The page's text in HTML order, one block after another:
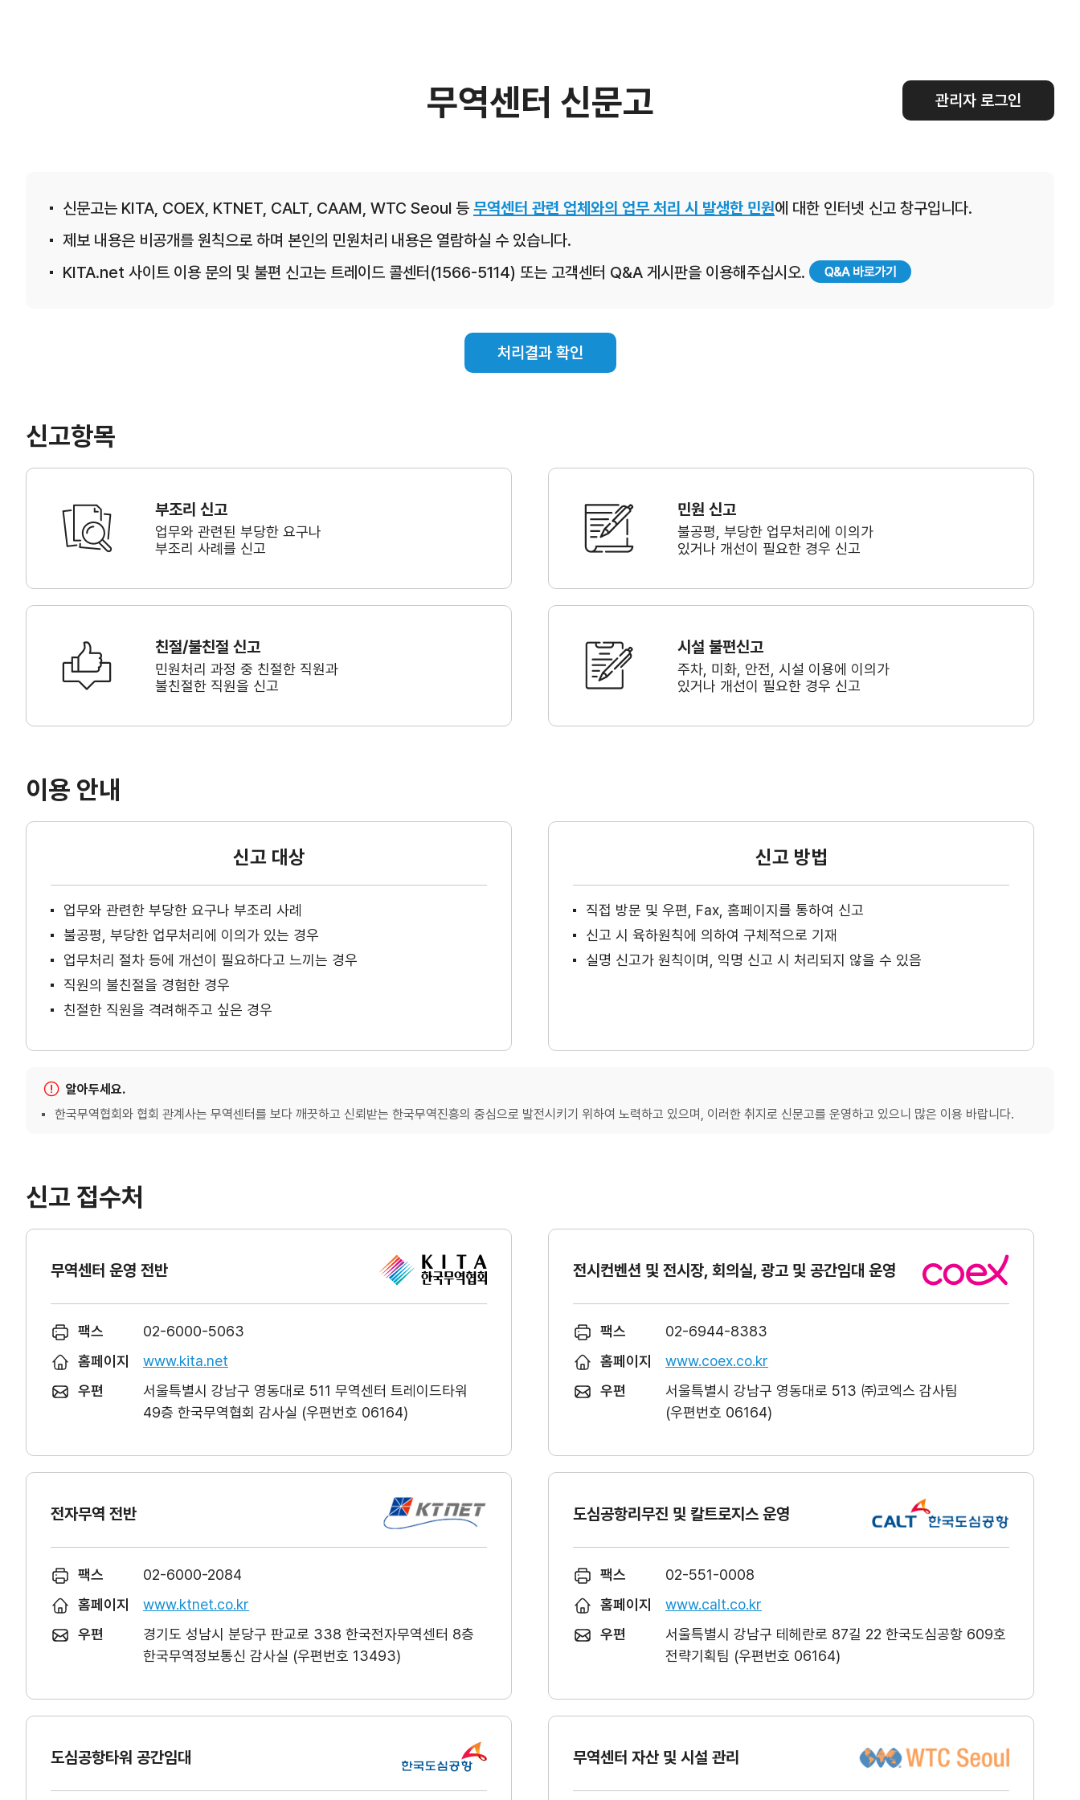
무역센터 신문고 관리자 로그인
신문고는 KITA, COEX, KTNET, CALT, CAAM, WTC Seoul 등 무역센터 관련 업체와의 업무 처리 시 발생한 민원에 대한 인터넷 신고 창구입니다.
제보 내용은 비공개를 원칙으로 하며 본인의 민원처리 내용은 열람하실 수 있습니다.
KITA.net 사이트 이용 문의 및 불편 신고는 트레이드 콜센터(1566-5114) 또는 고객센터 Q&A 게시판을 이용해주십시오.
처리결과 확인
신고항목
부조리 신고
업무와 관련된 부당한 요구나
부조리 사례를 신고
민원 신고
불공평, 부당한 업무처리에 이의가
있거나 개선이 필요한 경우 신고
친절/불친절 신고
민원처리 과정 중 친절한 직원과
불친절한 직원을 신고
시설 불편신고
주차, 미화, 안전, 시설 이용에 이의가
있거나 개선이 필요한 경우 신고
이용 안내
신고 대상
업무와 관련한 부당한 요구나 부조리 사례
불공평, 부당한 업무처리에 이의가 있는 경우
업무처리 절차 등에 개선이 필요하다고 느끼는 경우
직원의 불친절을 경험한 경우
친절한 직원을 격려해주고 싶은 경우
신고 방법
직접 방문 및 우편, Fax, 홈페이지를 통하여 신고
신고 시 육하원칙에 의하여 구체적으로 기재
실명 신고가 원칙이며, 익명 신고 시 처리되지 않을 수 있음
알아두세요.
한국무역협회와 협회 관계사는 무역센터를 보다 깨끗하고 신뢰받는 한국무역진흥의 중심으로 발전시키기 위하여 노력하고 있으며, 이러한 취지로 신문고를 운영하고 있으니 많은 이용 바랍니다.
신고 접수처
무역센터 운영 전반
팩스
02-6000-5063
홈페이지
www.kita.net
우편
서울특별시 강남구 영동대로 511 무역센터 트레이드타워
49층 한국무역협회 감사실 (우편번호 06164)
전시컨벤션 및 전시장, 회의실, 광고 및 공간임대 운영
팩스
02-6944-8383
홈페이지
www.coex.co.kr
우편
서울특별시 강남구 영동대로 513 ㈜코엑스 감사팀
(우편번호 06164)
전자무역 전반
팩스
02-6000-2084
홈페이지
www.ktnet.co.kr
우편
경기도 성남시 분당구 판교로 338 한국전자무역센터 8층
한국무역정보통신 감사실 (우편번호 13493)
도심공항리무진 및 칼트로지스 운영
팩스
02-551-0008
홈페이지
www.calt.co.kr
우편
서울특별시 강남구 테헤란로 87길 22 한국도심공항 609호
전략기획팀 (우편번호 06164)
도심공항타워 공간임대 무역센터 자산 및 시설 관리